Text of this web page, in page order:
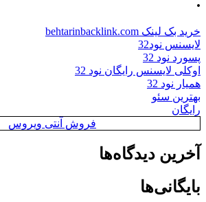
خرید بک لینک behtarinbacklink.com
لایسنس نود32
پسورد نود 32
اوکلی لایسنس رایگان نود 32
همیار نود 32
بهترین سئو
رایگان
فروش آنتی ویروس
آخرین دیدگاه‌ها
بایگانی‌ها